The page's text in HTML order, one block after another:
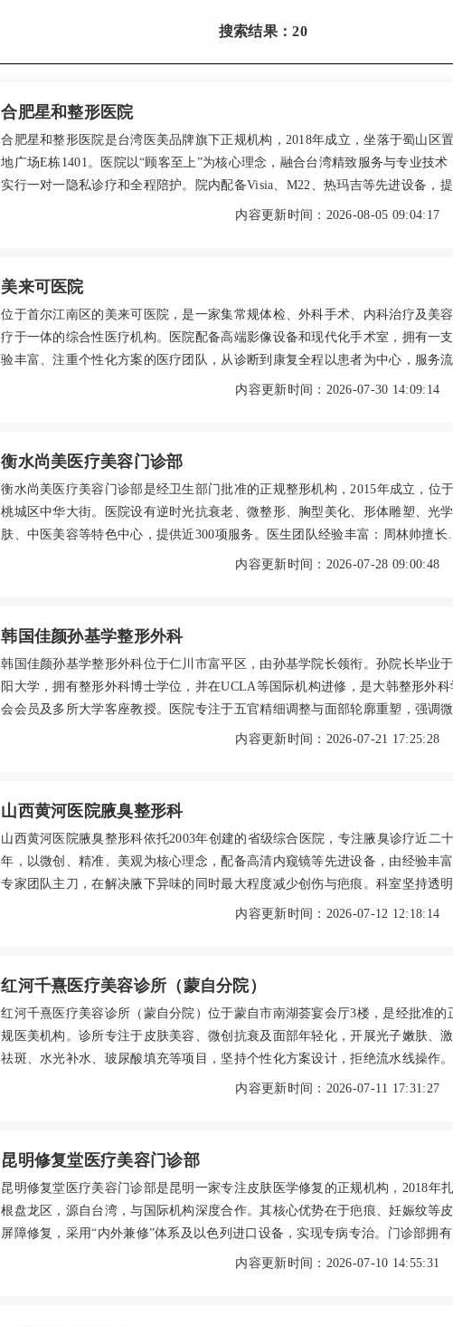
搜索结果：20
合肥星和整形医院
合肥星和整形医院是台湾医美品牌旗下正规机构，2018年成立，坐落于蜀山区置
地广场E栋1401。医院以“顾客至上”为核心理念，融合台湾精致服务与专业技术
实行一对一隐私诊疗和全程陪护。院内配备Visia、M22、热玛吉等先进设备，
皮肤管理、微整注射、整形手术及抗衰项目，涵盖瑞蓝、乔雅登等正规产品。以
内容更新时间：2026-08-05 09:04:17
美来可医院
位于首尔江南区的美来可医院，是一家集常规体检、外科手术、内科治疗及美
疗于一体的综合性医疗机构。医院配备高端影像设备和现代化手术室，拥有一
验丰富、注重个性化方案的医疗团队，从诊断到康复全程以患者为中心，服务
规范、信息透明。患者口碑良好，在体检、外科和美容项目上均有高度评价。
内容更新时间：2026-07-30 14:09:14
衡水尚美医疗美容门诊部
衡水尚美医疗美容门诊部是经卫生部门批准的正规整形机构，2015年成立，位于
桃城区中华大街。医院设有逆时光抗衰老、微整形、胸型美化、形体雕塑、光
肤、中医美容等特色中心，提供近300项服务。医生团队经验丰富：周林帅擅长
鼻综合，冯小军精于注射、抽脂、自体脂肪移植，崔晓燕在激光祛斑、疤痕修复
肤1500-2800元等。可到院或电话预约
内容更新时间：2026-07-28 09:00:48
韩国佳颜孙基学整形外科
韩国佳颜孙基学整形外科位于仁川市富平区，由孙基学院长领衔。孙院长毕业
阳大学，拥有整形外科博士学位，并在UCLA等国际机构进修，是大韩整形外科
会会员及多所大学客座教授。医院专注于五官精细调整与面部轮廓重塑，强调微
创、精准、恢复快，采用内窥镜等技术减少组织损伤。口碑方面，顾客普遍认可
内容更新时间：2026-07-21 17:25:28
山西黄河医院腋臭整形科
山西黄河医院腋臭整形科依托2003年创建的省级综合医院，专注腋臭诊疗近二十
年，以微创、精准、美观为核心理念，配备高清内窥镜等先进设备，由经验丰
专家团队主刀，在解决腋下异味的同时最大程度减少创伤与疤痕。科室坚持透
费与全程个性化服务，深受患者好评：从自卑到自信的重生、微创无痕的夏日无
内容更新时间：2026-07-12 12:18:14
红河千熹医疗美容诊所（蒙自分院）
红河千熹医疗美容诊所（蒙自分院）位于蒙自市南湖荟宴会厅3楼，是经批准的
规医美机构。诊所专注于皮肤美容、微创抗衰及面部年轻化，开展光子嫩肤、
祛斑、水光补水、玻尿酸填充等项目，坚持个性化方案设计，拒绝流水线操作
生团队经验丰富，倡导自然协调的审美，注重沟通透明与术后全程跟进。收费公
口碑良好。
内容更新时间：2026-07-11 17:31:27
昆明修复堂医疗美容门诊部
昆明修复堂医疗美容门诊部是昆明一家专注皮肤医学修复的正规机构，2018年扎
根盘龙区，源自台湾，与国际机构深度合作。其核心优势在于疤痕、妊娠纹等
屏障修复，采用“内外兼修”体系及以色列进口设备，实现专病专治。门诊部拥
业医生团队，提供个性化方案，并涵盖整形、微整、植发等项目。用户反馈修复
内容更新时间：2026-07-10 14:55:31